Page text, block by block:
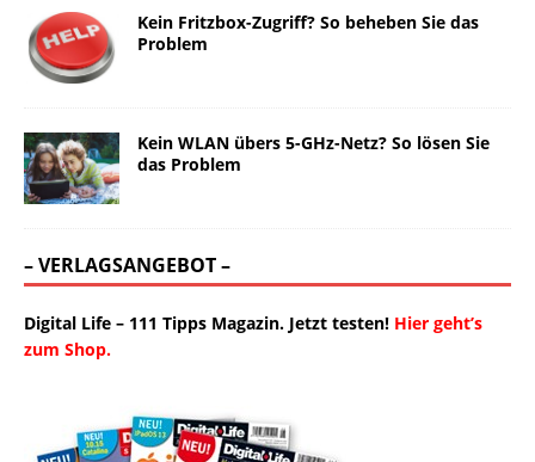
Kein Fritzbox-Zugriff? So beheben Sie das
Problem
Kein WLAN übers 5-GHz-Netz? So lösen Sie
das Problem
– VERLAGSANGEBOT –
Digital Life – 111 Tipps Magazin. Jetzt testen! Hier geht’s
zum Shop.